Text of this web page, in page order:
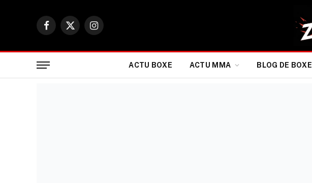
Facebook
X
Instagram
ACTU BOXE ACTU MMA BLOG DE BOXE